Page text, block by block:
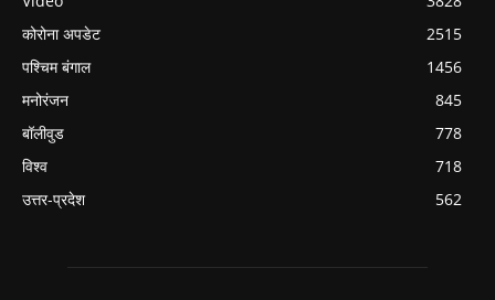
कोरोना अपडेट
2515
पश्चिम बंगाल
1456
मनोरंजन
845
बॉलीवुड
778
विश्व
718
उत्तर-प्रदेश
562